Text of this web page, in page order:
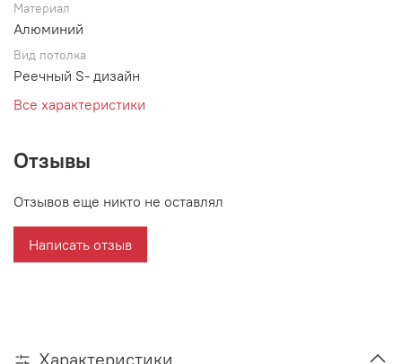
Материал
Алюминий
Вид потолка
Реечный S- дизайн
Все характеристики
Отзывы
Отзывов еще никто не оставлял
Написать отзыв
Характеристики